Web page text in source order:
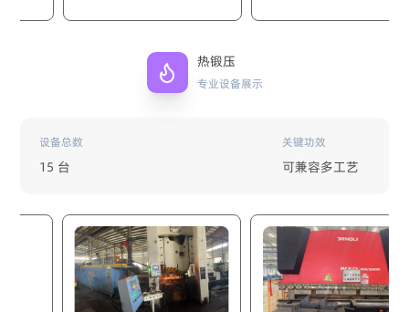
热锻压
专业设备展示
设备总数
15 台
关键功效
可兼容多工艺